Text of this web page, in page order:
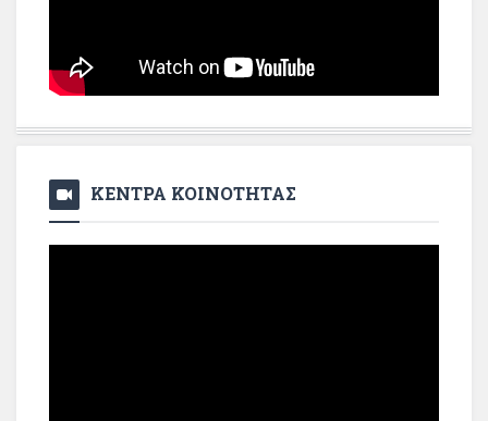
ΚΕΝΤΡΑ ΚΟΙΝΟΤΗΤΑΣ